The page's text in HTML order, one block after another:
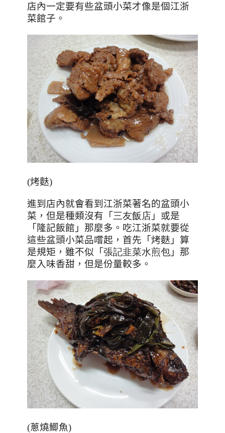
店內一定要有些盆頭小菜才像是個江浙
菜館子。
(烤麩)
進到店內就會看到江浙菜著名的盆頭小
菜 ，但是種類沒有「三友飯店 」或是
「隆記飯館」那麼多。吃江浙菜就要從
這些盆頭小菜品嚐起，首先「烤麩」算
是規矩，雖不似「張記韭菜水煎包 」那
麼入味香甜，但是份量較多。
(蔥燒鯽魚)